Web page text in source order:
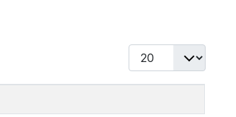
Display #